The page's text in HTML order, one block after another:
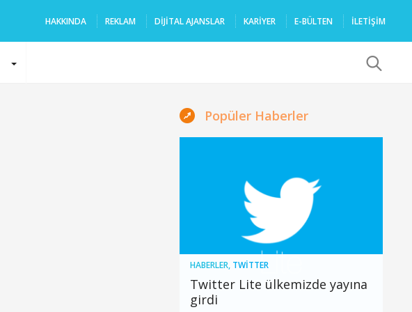
HAKKINDA REKLAM DIJITAL AJANSLAR KARIYER E-BÜLTEN İLETİŞİM
Popüler Haberler
HABERLER, TWITTER
Twitter Lite ülkemizde yayına
girdi